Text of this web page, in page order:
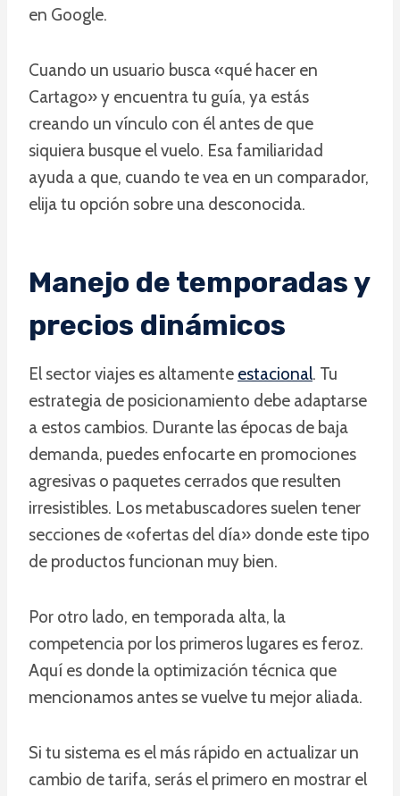
en Google.
Cuando un usuario busca «qué hacer en
Cartago» y encuentra tu guía, ya estás
creando un vínculo con él antes de que
siquiera busque el vuelo. Esa familiaridad
ayuda a que, cuando te vea en un comparador,
elija tu opción sobre una desconocida.
Manejo de temporadas y
precios dinámicos
El sector viajes es altamente estacional. Tu
estrategia de posicionamiento debe adaptarse
a estos cambios. Durante las épocas de baja
demanda, puedes enfocarte en promociones
agresivas o paquetes cerrados que resulten
irresistibles. Los metabuscadores suelen tener
secciones de «ofertas del día» donde este tipo
de productos funcionan muy bien.
Por otro lado, en temporada alta, la
competencia por los primeros lugares es feroz.
Aquí es donde la optimización técnica que
mencionamos antes se vuelve tu mejor aliada.
Si tu sistema es el más rápido en actualizar un
cambio de tarifa, serás el primero en mostrar el